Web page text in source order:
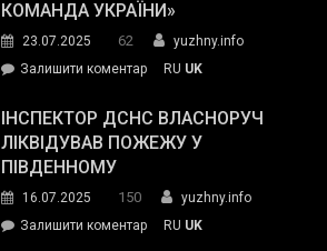
гуманітарну
допомогу
КОМАНДА УКРАЇНИ»
23.07.2025 62
yuzhny.info
Залишити коментарon
провів
нараду
силових
та
RU UK
ІНСПЕКТОР ДСНС ВЛАСНОРУЧ
ЛІКВІДУВАВ ПОЖЕЖУ У
ПІВДЕННОМУ
16.07.2025 150
yuzhny.info
Залишити коментарon
RU UK